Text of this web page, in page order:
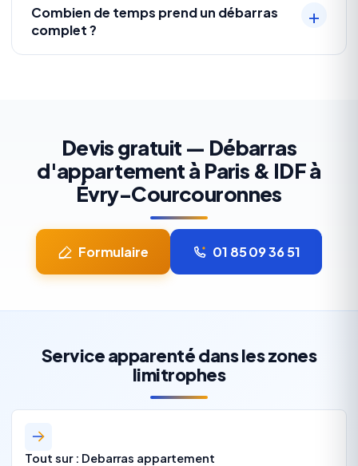
Combien de temps prend un débarras
complet ?
Devis gratuit — Débarras
d'appartement à Paris & IDF à
Évry-Courcouronnes
Formulaire 01 85 09 36 51
Service apparenté dans les zones
limitrophes
Tout sur : Debarras appartement